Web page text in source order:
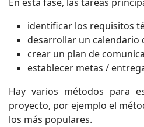
identificar los requisitos
desarrollar un calendario
crear un plan de
establecer metas /
Hay varios métodos para
proyecto, por ejemplo el
los más populares.